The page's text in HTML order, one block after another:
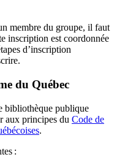
membre du groupe, il faut
inscription est coordonnée
d’inscription
du Québec
bibliothèque publique
aux principes du Code de
.
: